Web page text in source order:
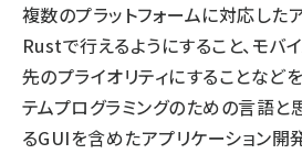
複数のプラットフォームに対応した
Rustで行えるようにすること、モバ
先のプライオリティにすることなど
テムプログラミングのための言語
るGUIを含めたアプリケーション開